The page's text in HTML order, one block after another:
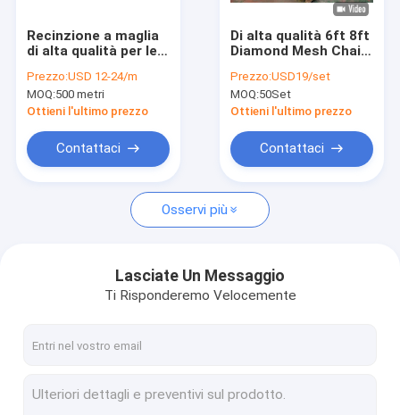
Contattaci
Notizie
Chiedi un preventivo
Recinzione in acciaio di sicurezza
Recinzione di sicurezza anti-arrampicata
Recinzione a maglia
di alta qualità per le
Prezzo:USD 12-24/m
MOQ:500 metri
Ottieni l'ultimo prezzo
Contattaci
Di alta qualità 6ft 8ft
Diamond Mesh Chain
Fence Roll Aluminium
Prezzo:USD19/set
MOQ:50Set
Ottieni l'ultimo prezzo
Contattaci
Osservi più
Lasciate Un Messaggio
Ti Risponderemo Velocemente